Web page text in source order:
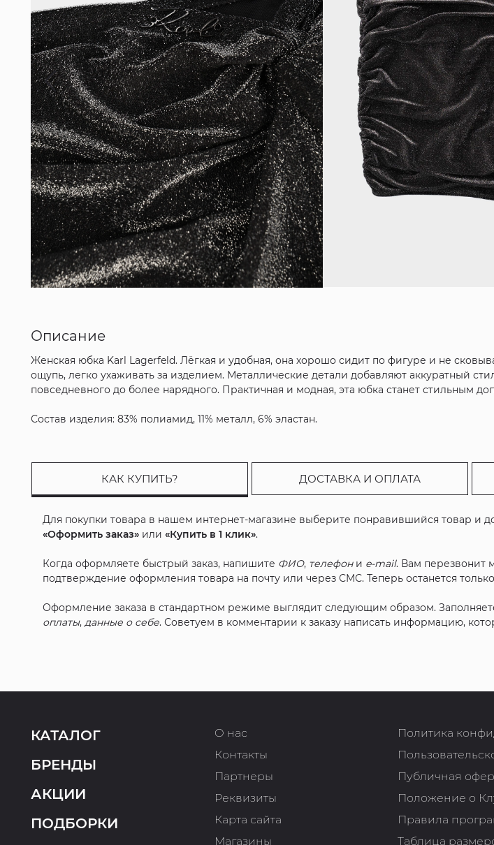
Описание
Женская юбка Karl Lagerfeld. Лёгкая и удобная, она хорошо сидит по фигуре и не
ощупь, легко ухаживать за изделием. Металлические детали добавляют аккуратный
повседневного до более нарядного. Практичная и модная, эта юбка станет стильным
Состав изделия: 83% полиамид, 11% металл, 6% эластан.
КАК КУПИТЬ? ДОСТАВКА И ОПЛАТА
Для покупки товара в нашем интернет-магазине выберите понравившийся товар и
«Оформить заказ» или«Купить в 1 клик».
Когда оформляете быстрый заказ, напишите ФИО, телефони e-mail. Вам перезвонит
подтверждение оформления товара на почту или через СМС. Теперь останется
Оформление заказа в стандартном режиме выглядит следующим образом.
оплаты,данные о себе. Советуем в комментарии к заказу написать информацию,
КАТАЛОГ
БРЕНДЫ
АКЦИИ
ПОДБОРКИ
О нас
Контакты
Партнеры
Реквизиты
Карта сайта
Магазины
Политика
Публичная
Положение о
Правила
Таблица